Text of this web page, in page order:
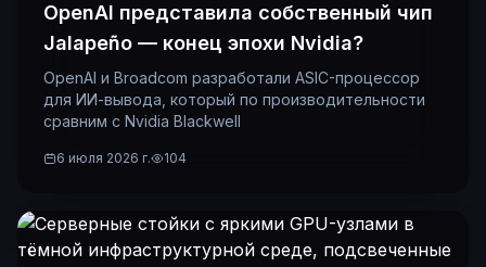
OpenAI представила собственный чип
Jalapeño — конец эпохи Nvidia?
OpenAI и Broadcom разработали ASIC-процессор
для ИИ-вывода, который по производительности
сравним с Nvidia Blackwell
6 июля 2026 г. 104